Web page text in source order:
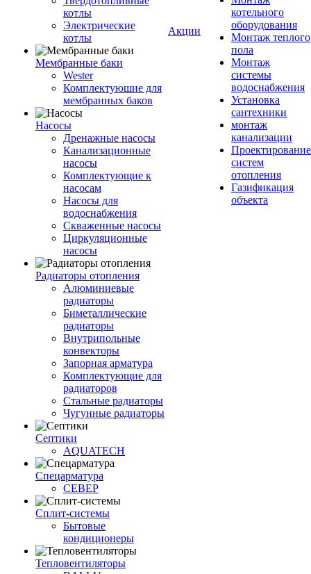
котлы
Электрические
котлы
Мембранные баки
Wester
Комплектуюшие для
мембранных баков
Насосы
Дренажные насосы
Канализационные
насосы
Комплектующие к
насосам
Насосы для
водоснабжения
Скваженные насосы
Циркуляционные
насосы
Радиаторы отопления
Алюминиевые
радиаторы
Биметаллические
радиаторы
Внутрипольные
конвекторы
Запорная арматура
Комплектующие для
радиаторов
Стальные радиаторы
Чугунные радиаторы
Септики
AQUATECH
Спецарматура
СЕВЕР
Сплит-системы
Бытовые
кондиционеры
Тепловентиляторы
Акции
котельного
оборудования
Монтаж теплого
пола
Монтаж
системы
водоснабжения
Установка
сантехники
монтаж
канализации
Проектирование
систем
отопления
Газификация
объекта